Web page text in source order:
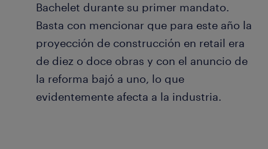
Bachelet durante su primer mandato.
Basta con mencionar que para este año la
proyección de construcción en retail era
de diez o doce obras y con el anuncio de
la reforma bajó a uno, lo que
evidentemente afecta a la industria.